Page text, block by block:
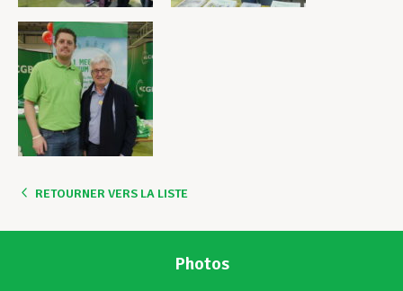
RETOURNER VERS LA LISTE
Photos